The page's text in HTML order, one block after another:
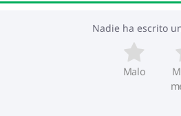
Nadie ha escrito
Malo